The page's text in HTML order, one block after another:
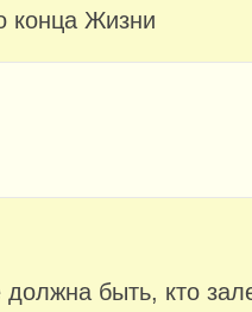
конца Жизни
быть, кто